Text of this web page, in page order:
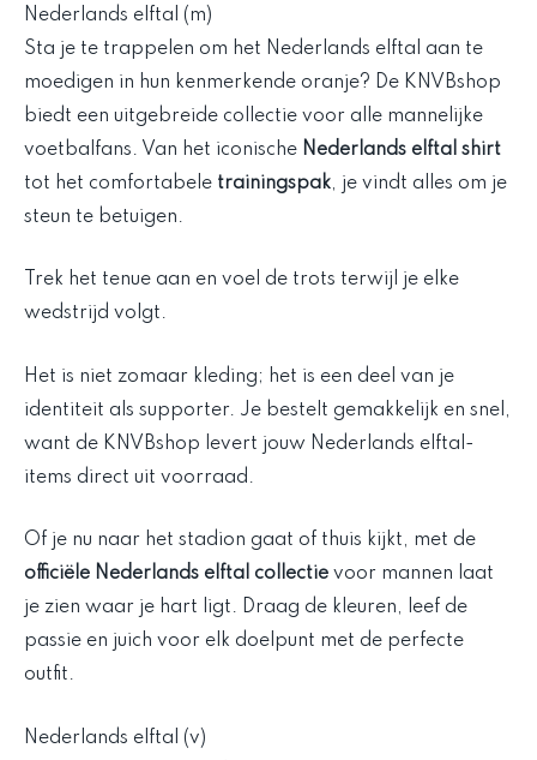
Nederlands elftal (m)
Sta je te trappelen om het Nederlands elftal aan te
moedigen in hun kenmerkende oranje? De KNVBshop
biedt een uitgebreide collectie voor alle mannelijke
voetbalfans. Van het iconische Nederlands elftal shirt
tot het comfortabele trainingspak, je vindt alles om je
steun te betuigen.
Trek het tenue aan en voel de trots terwijl je elke
wedstrijd volgt.
Het is niet zomaar kleding; het is een deel van je
identiteit als supporter. Je bestelt gemakkelijk en snel,
want de KNVBshop levert jouw Nederlands elftal-
items direct uit voorraad.
Of je nu naar het stadion gaat of thuis kijkt, met de
officiële Nederlands elftal collectie voor mannen laat
je zien waar je hart ligt. Draag de kleuren, leef de
passie en juich voor elk doelpunt met de perfecte
outfit.
Nederlands elftal (v)